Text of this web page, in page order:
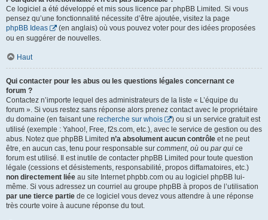
Ce logiciel a été développé et mis sous licence par phpBB Limited. Si vous
pensez qu’une fonctionnalité nécessite d’être ajoutée, visitez la page
phpBB Ideas
(en anglais) où vous pouvez voter pour des idées proposées
ou en suggérer de nouvelles.
Haut
Qui contacter pour les abus ou les questions légales concernant ce
forum ?
Contactez n’importe lequel des administrateurs de la liste « L’équipe du
forum ». Si vous restez sans réponse alors prenez contact avec le propriétaire
du domaine (en faisant une recherche sur whois
) ou si un service gratuit est
utilisé (exemple : Yahoo!, Free, f2s.com, etc.), avec le service de gestion ou des
abus. Notez que phpBB Limited n’a absolument aucun contrôle et ne peut
être, en aucun cas, tenu pour responsable sur comment, où ou par qui ce
forum est utilisé. Il est inutile de contacter phpBB Limited pour toute question
légale (cessions et désistements, responsabilité, propos diffamatoires, etc.)
non directement liée au site Internet phpbb.com ou au logiciel phpBB lui-
même. Si vous adressez un courriel au groupe phpBB à propos de l’utilisation
par une tierce partie de ce logiciel vous devez vous attendre à une réponse
très courte voire à aucune réponse du tout.